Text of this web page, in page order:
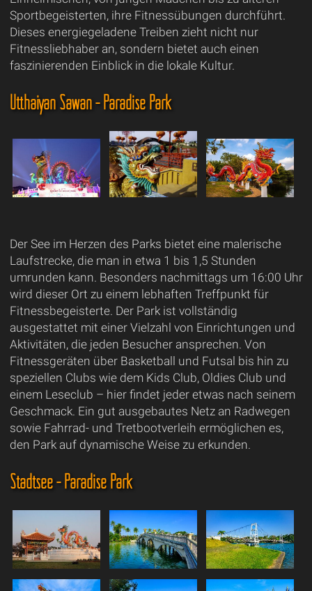
Sportbegeisterten, ihre Fitnessübungen durchführt.
Dieses energiegeladene Treiben zieht nicht nur
Fitnessliebhaber an, sondern bietet auch einen
faszinierenden Einblick in die lokale Kultur.
Utthaiyan Sawan - Paradise Park
Der See im Herzen des Parks bietet eine malerische
Laufstrecke, die man in etwa 1 bis 1,5 Stunden
umrunden kann. Besonders nachmittags um 16:00 Uhr
wird dieser Ort zu einem lebhaften Treffpunkt für
Fitnessbegeisterte. Der Park ist vollständig
ausgestattet mit einer Vielzahl von Einrichtungen und
Aktivitäten, die jeden Besucher ansprechen. Von
Fitnessgeräten über Basketball und Futsal bis hin zu
speziellen Clubs wie dem Kids Club, Oldies Club und
einem Leseclub – hier findet jeder etwas nach seinem
Geschmack. Ein gut ausgebautes Netz an Radwegen
sowie Fahrrad- und Tretbootverleih ermöglichen es,
den Park auf dynamische Weise zu erkunden.
Stadtsee - Paradise Park